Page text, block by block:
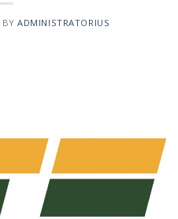
BYADMINISTRATORIUS